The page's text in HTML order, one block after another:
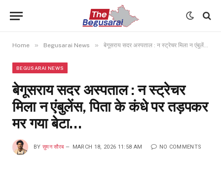
Home » Begusarai News » बेगूसराय सदर अस्पताल : न स्ट्रेचर मिला न एंबुलेंस, पिता के कंधे पर तड़पकर मर गया बेटा…
BEGUSARAI NEWS
बेगूसराय सदर अस्पताल : न स्ट्रेचर
मिला न एंबुलेंस, पिता के कंधे पर तड़पकर
मर गया बेटा…
BY सुमन सौरब MARCH 18, 2026 11:58 AM NO COMMENTS